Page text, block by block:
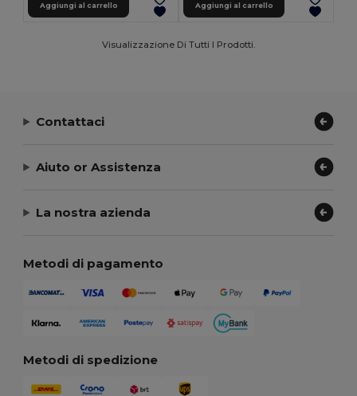
Aggiungi al carrello Aggiungi al carrello
Visualizzazione Di Tutti I Prodotti.
Contattaci
Aiuto or Assistenza
La nostra azienda
Metodi di pagamento
Metodi di spedizione